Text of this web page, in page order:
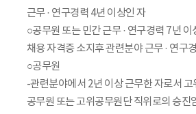
근무 · 연구경력 4년 이상인 자
○공무원 또는 민간 근무 · 연구경력 7년
채용 자격증 소지후 관련분야 근무 · 연구
○공무원
-관련분야에서 2년 이상 근무한 자로서
공무원 또는 고위공무원단 직위로의 승진